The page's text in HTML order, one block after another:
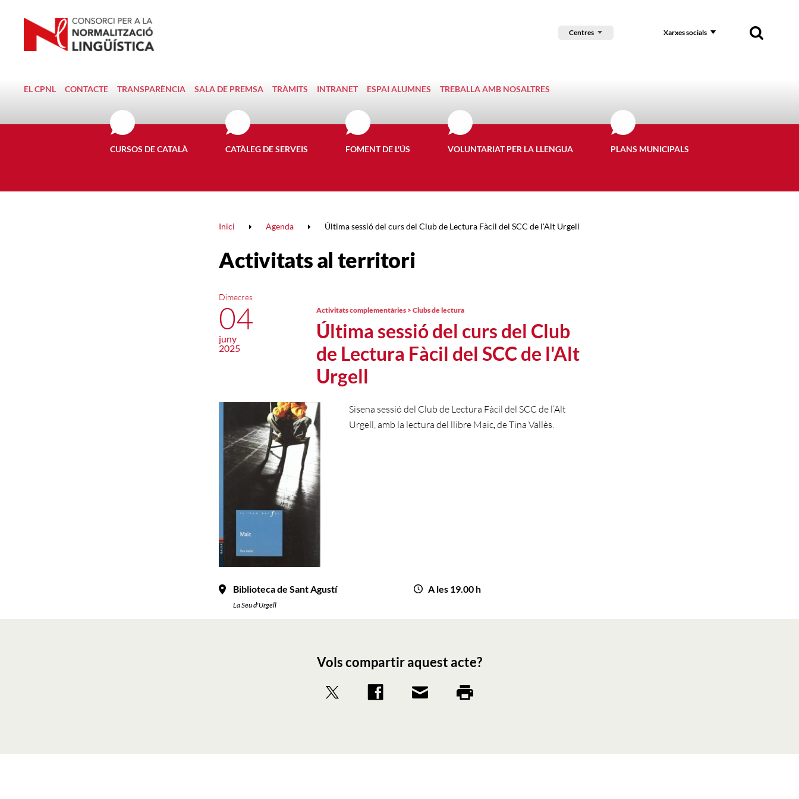
Centres Xarxes socials
EL CPNL CONTACTE TRANSPARÈNCIA SALA DE PREMSA TRÀMITS INTRANET ESPAI ALUMNES TREBALLA AMB NOSALTRES
CURSOS DE CATALÀ CATÀLEG DE SERVEIS FOMENT DE L'ÚS VOLUNTARIAT PER LA LLENGUA PLANS MUNICIPALS
Inici Agenda Última sessió del curs del Club de Lectura Fàcil del SCC de l'Alt Urgell
Activitats al territori
Última sessió del curs del Club
de Lectura Fàcil del SCC de l'Alt
Urgell
Activitats complementàries > Clubs de lectura
Dimecres
04
juny
2025
Sisena sessió del Club de Lectura Fàcil del SCC de l’Alt
Urgell, amb la lectura del llibre Maic,de Tina Vallès.
Biblioteca de Sant Agustí
La Seu d'Urgell
A les 19.00 h
Vols compartir aquest acte?